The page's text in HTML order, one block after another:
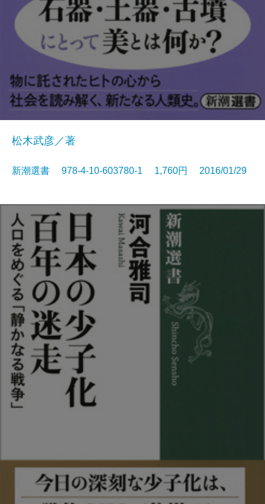
松木武彦／著
新潮選書 978-4-10-603780-1 1,760円 2016/01/29